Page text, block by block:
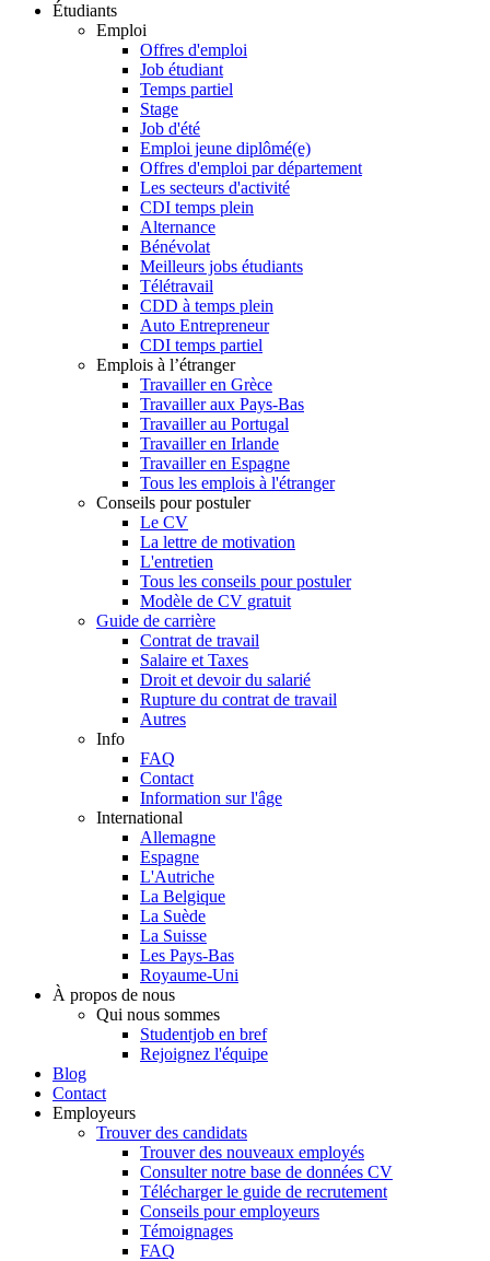
Étudiants
Emploi
Offres d'emploi
Job étudiant
Temps partiel
Stage
Job d'été
Emploi jeune diplômé(e)
Offres d'emploi par département
Les secteurs d'activité
CDI temps plein
Alternance
Bénévolat
Meilleurs jobs étudiants
Télétravail
CDD à temps plein
Auto Entrepreneur
CDI temps partiel
Emplois à l’étranger
Travailler en Grèce
Travailler aux Pays-Bas
Travailler au Portugal
Travailler en Irlande
Travailler en Espagne
Tous les emplois à l'étranger
Conseils pour postuler
Le CV
La lettre de motivation
L'entretien
Tous les conseils pour postuler
Modèle de CV gratuit
Guide de carrière
Contrat de travail
Salaire et Taxes
Droit et devoir du salarié
Rupture du contrat de travail
Autres
Info
FAQ
Contact
Information sur l'âge
International
Allemagne
Espagne
L'Autriche
La Belgique
La Suède
La Suisse
Les Pays-Bas
Royaume-Uni
À propos de nous
Qui nous sommes
Studentjob en bref
Rejoignez l'équipe
Blog
Contact
Employeurs
Trouver des candidats
Trouver des nouveaux employés
Consulter notre base de données CV
Télécharger le guide de recrutement
Conseils pour employeurs
Témoignages
FAQ